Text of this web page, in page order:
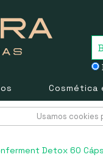
Cosmética
Usamos
Detox 60